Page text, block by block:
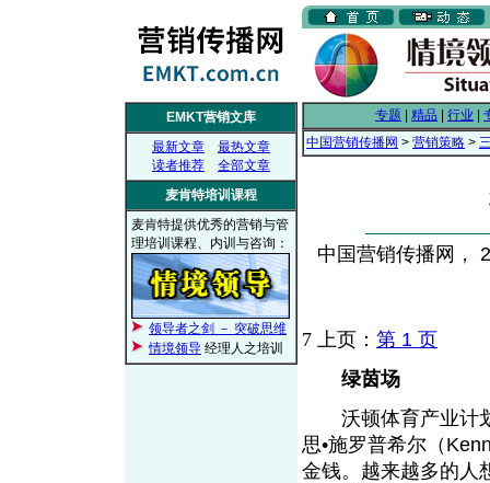
EMKT营销文库
最新文章
最热文章
读者推荐
全部文章
麦肯特培训课程
麦肯特提供优秀的营销与管
理培训课程、内训与咨询：
领导者之剑 － 突破思维
情境领导 经理人之培训
专题 精品 行业
中国营销传播网 > 营销策略 >
中国营销传播网，
7 上页： 第 1 页
绿茵场
沃顿体育产业计划
思•施罗普希尔（
金钱。越来越多的人